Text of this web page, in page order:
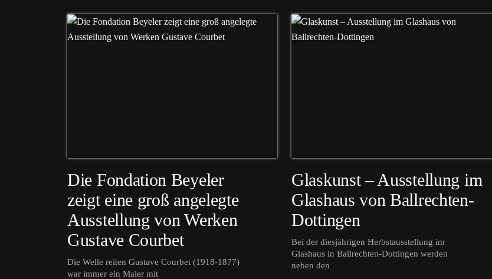
Die Fondation Beyeler
zeigt eine groß angelegte
Ausstellung von Werken
Gustave Courbet
Die Welle reiten Gustave Courbet (1918-1877)
war immer ein Maler mit
Glaskunst – Ausstellung im
Glashaus von Ballrechten-
Dottingen
Bei der diesjährigen Herbstausstellung im
Glashaus in Ballrechten-Dottingen werden
neben den